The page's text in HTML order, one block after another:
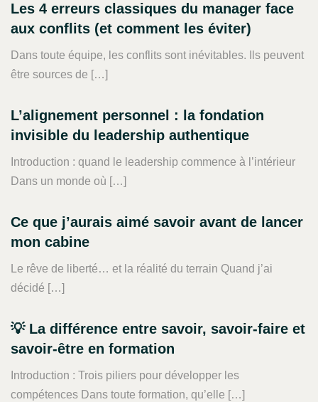
Les 4 erreurs classiques du manager face
aux conflits (et comment les éviter)
Dans toute équipe, les conflits sont inévitables. Ils peuvent
être sources de […]
L’alignement personnel : la fondation
invisible du leadership authentique
Introduction : quand le leadership commence à l’intérieur
Dans un monde où […]
Ce que j’aurais aimé savoir avant de lancer
mon cabine
Le rêve de liberté… et la réalité du terrain Quand j’ai
décidé […]
💡 La différence entre savoir, savoir-faire et
savoir-être en formation
Introduction : Trois piliers pour développer les
compétences Dans toute formation, qu’elle […]